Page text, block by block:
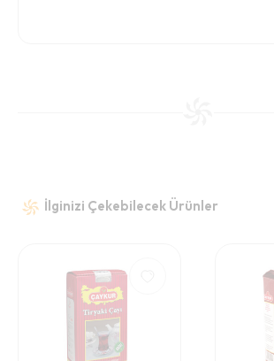
İlginizi Çekebilecek Ürünler